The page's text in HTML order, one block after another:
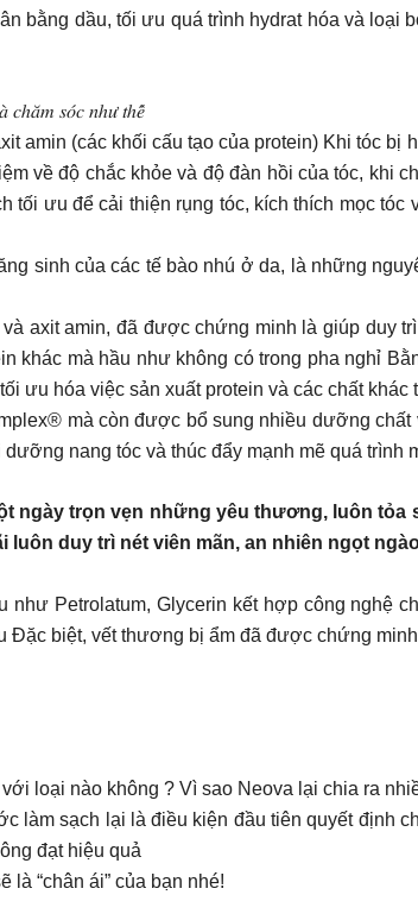
bằng dầu, tối ưu quá trình hydrat hóa và loại
𝑐ℎ𝑎̆𝑚 𝑠𝑜́𝑐 𝑛ℎ𝑢̛ 𝑡ℎ𝑒̂́
amin (các khối cấu tạo của protein) Khi tóc bị
về độ chắc khỏe và độ đàn hồi của tóc, khi
tối ưu để cải thiện rụng tóc, kích thích mọc
sinh của các tế bào nhú ở da, là những
axit amin, đã được chứng minh là giúp duy
khác mà hầu như không có trong pha nghỉ
ưu hóa việc sản xuất protein và các chất khác
mà còn được bổ sung nhiều dưỡng
nang tóc và thúc đẩy mạnh mẽ quá trình
ngày trọn vẹn những yêu thương, luôn
duy trì nét viên mãn, an nhiên ngọt
Petrolatum, Glycerin kết hợp công nghệ
biệt, vết thương bị ẩm đã được chứng
loại nào không ? Vì sao Neova lại chia ra
làm sạch lại là điều kiện đầu tiên quyết định
đạt hiệu quả
“chân ái” của bạn nhé!